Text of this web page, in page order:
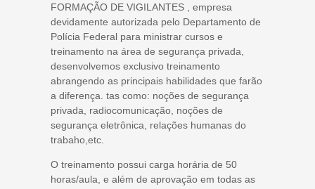
FORMAÇÃO DE VIGILANTES , empresa
devidamente autorizada pelo Departamento de
Polícia Federal para ministrar cursos e
treinamento na área de segurança privada,
desenvolvemos exclusivo treinamento
abrangendo as principais habilidades que farão
a diferença. tas como: noções de segurança
privada, radiocomunicação, noções de
segurança eletrônica, relações humanas do
trabaho,etc.
O treinamento possui carga horária de 50
horas/aula, e além de aprovação em todas as